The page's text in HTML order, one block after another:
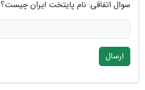
سوال اتفاقی: نام پایتخت ایران چیست؟
ارسال